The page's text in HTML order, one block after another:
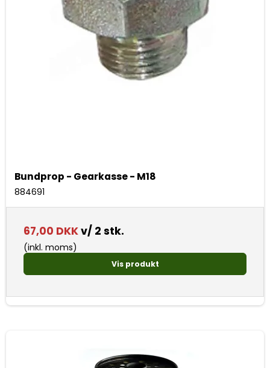
Bundprop - Gearkasse - M18
884691
67,00 DKKv/ 2 stk.
(inkl. moms)
Vis produkt